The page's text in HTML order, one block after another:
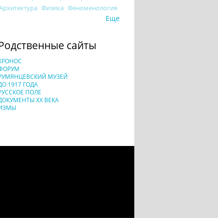
Физика Феноменология
Еще
сайты
МУЗЕЙ
1917 ГОДА
ПОЛЕ
XX ВЕКА